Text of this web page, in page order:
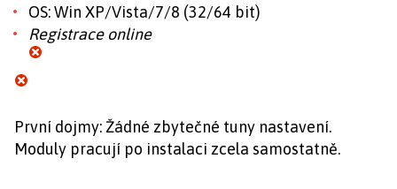
OS: Win XP/Vista/7/8 (32/64 bit)
Registrace online
První dojmy: Žádné zbytečné tuny nastavení.
Moduly pracují po instalaci zcela samostatně.